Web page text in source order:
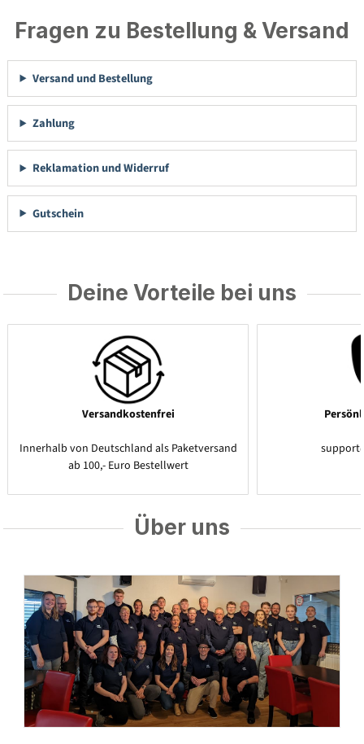
Fragen zu Bestellung & Versand
Versand und Bestellung
Zahlung
Reklamation und Widerruf
Gutschein
Deine Vorteile bei uns
Versandkostenfrei
Innerhalb von Deutschland als Paketversand
ab 100,- Euro Bestellwert
Über uns